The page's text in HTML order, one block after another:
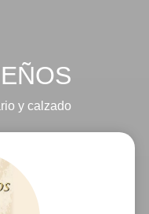
y calzado